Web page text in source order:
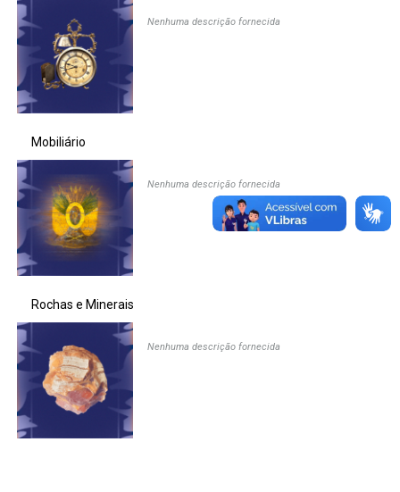
Ministério da Saúde
Ministério de Minas e Energia
Ministério da Ciência, Tecnologia, Inovações e Comunicações
Ministério do Meio Ambiente
Ministério do Turismo
Ministério do Desenvolvimento Regional
Ministério da Mulher, da Família e dos Direitos Humanos
Secretaria-Geral
Secretaria de Governo
Nenhuma descrição fornecida
Mobiliário
Nenhuma descrição fornecida
Rochas e Minerais
Nenhuma descrição fornecida